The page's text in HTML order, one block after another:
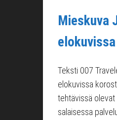
Mieskuva
elokuvissa
Teksti 007
elokuvissa
tehtävissä olevat
salaisessa